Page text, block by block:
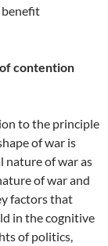
benefit
contention
to the principle
of war is
nature of war as
of war and
factors that
in the cognitive
of politics,